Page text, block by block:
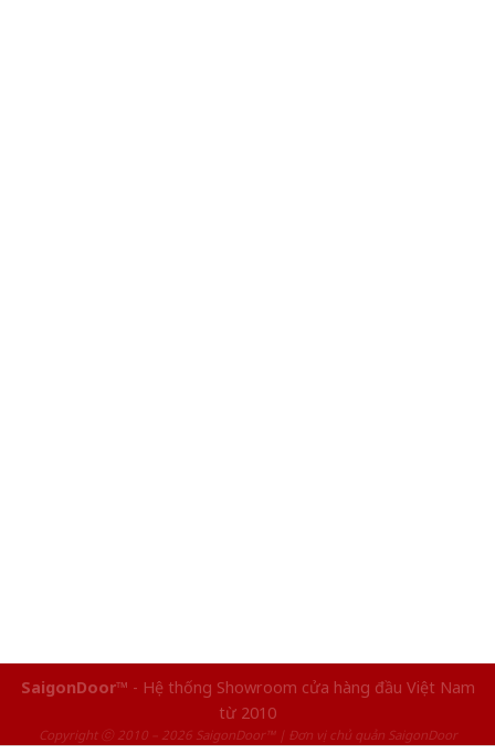
SaigonDoor™ - Hệ thống Showroom cửa hàng đầu Việt Nam
từ 2010
Copyright ⓒ 2010 – 2026 SaigonDoor™ | Đơn vị chủ quản SaigonDoor